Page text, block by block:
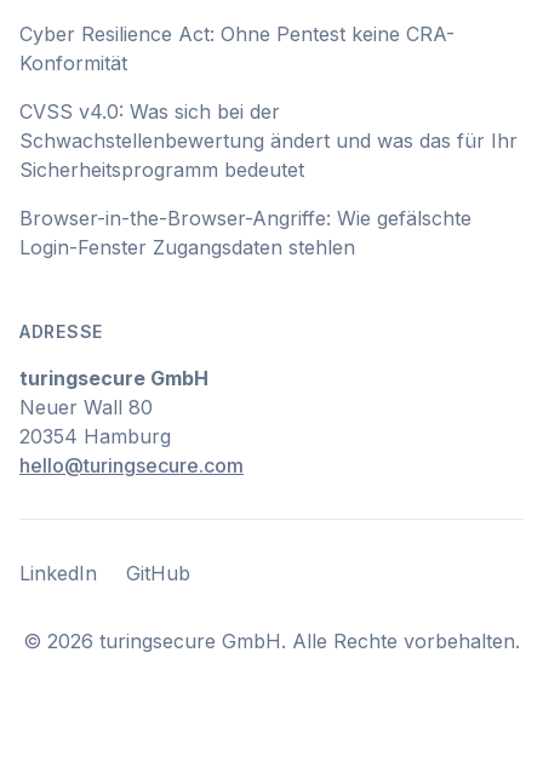
Cyber Resilience Act: Ohne Pentest keine CRA-
Konformität
CVSS v4.0: Was sich bei der
Schwachstellenbewertung ändert und was das für Ihr
Sicherheitsprogramm bedeutet
Browser-in-the-Browser-Angriffe: Wie gefälschte
Login-Fenster Zugangsdaten stehlen
ADRESSE
turingsecure GmbH
Neuer Wall 80
20354 Hamburg
hello@turingsecure.com
LinkedIn
LinkedIn GitHub
GitHub
© 2026 turingsecure GmbH. Alle Rechte vorbehalten.